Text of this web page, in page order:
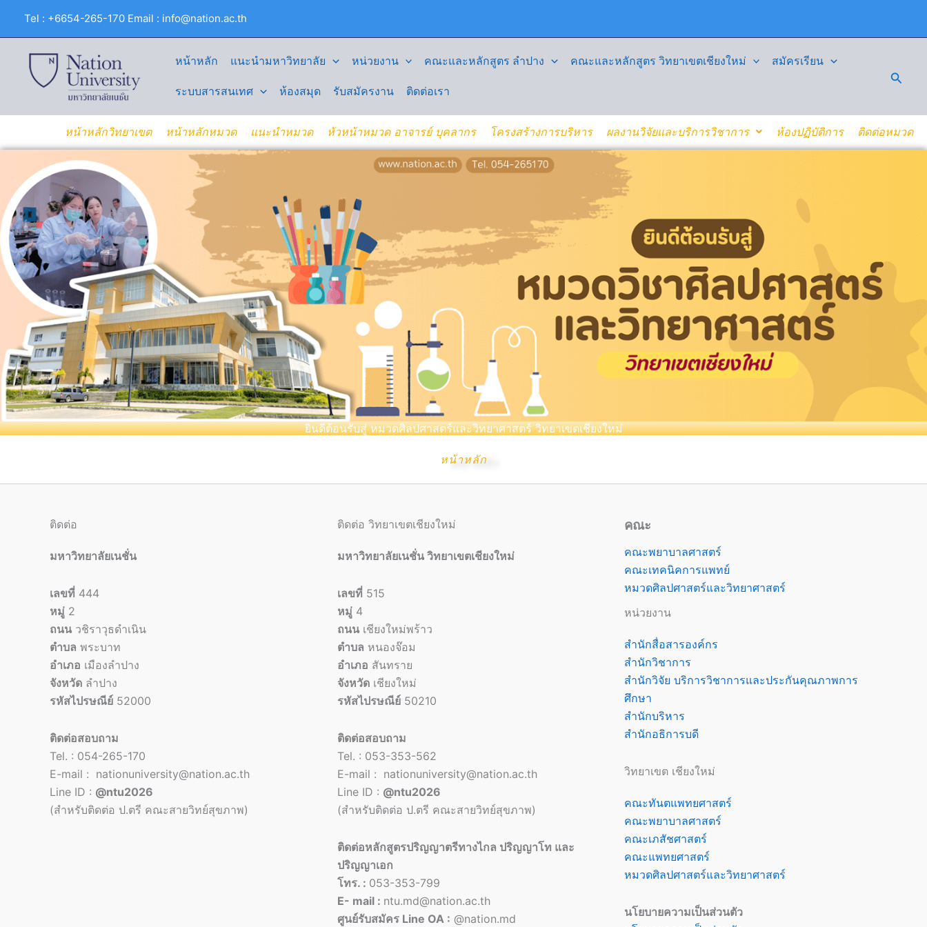
Tel : +6654-265-170 Email : info@nation.ac.th
หน้าหลัก แนะนำมหาวิทยาลัย หน่วยงาน คณะและหลักสูตร ลำปาง คณะและหลักสูตร วิทยาเขตเชียงใหม่ สมัครเรียน
ระบบสารสนเทศ ห้องสมุด รับสมัครงาน ติดต่อเรา
หน้าหลักวิทยาเขต หน้าหลักหมวด แนะนำหมวด ห้วหน้าหมวด อาจารย์ บุคลากร โครงสร้างการบริหาร ผลงานวิจัยและบริการวิชาการ ห้องปฏิบัติการ ติดต่อหมวด
ยินดีต้อนรับสู่ หมวดศิลปศาสตร์และวิทยาศาสตร์ วิทยาเขตเชียงใหม่
หน้าหลัก
ติดต่อ
มหาวิทยาลัยเนชั่น
เลขที่ 444
หมู่ 2
ถนน วชิราวุธดำเนิน
ตำบล พระบาท
อำเภอ เมืองลำปาง
จังหวัด ลำปาง
รหัสไปรษณีย์ 52000
ติดต่อสอบถาม
Tel. : 054-265-170
E-mail : nationuniversity@nation.ac.th
Line ID : @ntu2026
(สำหรับติดต่อ ป.ตรี คณะสายวิทย์สุขภาพ)
ติดต่อ วิทยาเขตเชียงใหม่
มหาวิทยาลัยเนชั่น วิทยาเขตเชียงใหม่
เลขที่ 515
หมู่4
ถนนเชียงใหม่พร้าว
ตำบล หนองจ๊อม
อำเภอ สันทราย
จังหวัดเชียงใหม่
รหัสไปรษณีย์50210
ติดต่อสอบถาม
Tel. : 053-353-562
E-mail : nationuniversity@nation.ac.th
Line ID : @ntu2026
(สำหรับติดต่อ ป.ตรี คณะสายวิทย์สุขภาพ)
ติดต่อหลักสูตรปริญญาตรีทางไกล ปริญญาโท และ
ปริญญาเอก
โทร. : 053-353-799
E- mail : ntu.md@nation.ac.th
ศูนย์รับสมัคร Line OA : @nation.md
คณะ
คณะพยาบาลศาสตร์
คณะเทคนิคการแพทย์
หมวดศิลปศาสตร์และวิทยาศาสตร์
หน่วยงาน
สำนักสื่อสารองค์กร
สำนักวิชาการ
สำนักวิจัย บริการวิชาการและประกันคุณภาพการ
ศึกษา
สำนักบริหาร
สำนักอธิการบดี
วิทยาเขต เชียงใหม่
คณะทันตแพทยศาสตร์
คณะพยาบาลศาสตร์
คณะเภสัชศาสตร์
คณะแพทยศาสตร์
หมวดศิลปศาสตร์และวิทยาศาสตร์
นโยบายความเป็นส่วนตัว